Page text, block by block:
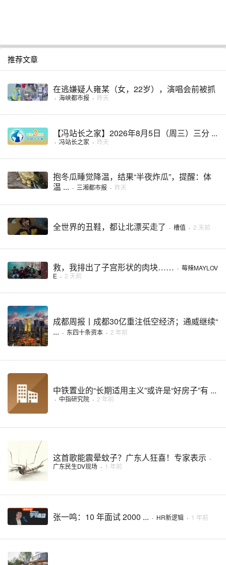
推荐文章
在逃嫌疑人雍某（女，22岁），演唱会前被抓
· 海峡都市报 · 昨天
【冯站长之家】2026年8月5日（周三）三分 ...
· 冯站长之家 · 昨天
抱冬瓜睡觉降温，结果“半夜炸瓜”，提醒：体
温 ... · 三湘都市报 · 昨天
全世界的丑鞋，都让北漂买走了 · 槽值 · 2 天前
救，我排出了子宫形状的肉块…… · 莓辣MAYLOV
E · 2 天前
成都周报丨成都30亿重注低空经济；通威继续“
... · 东四十条资本 · 2 年前
中铁置业的“长期适用主义”或许是“好房子”有 ...
· 中指研究院 · 2 年前
这首歌能震晕蚊子？广东人狂喜！专家表示 ·
广东民生DV现场 · 1 年前
张一鸣：10 年面试 2000 ... · HR新逻辑 · 1 年前